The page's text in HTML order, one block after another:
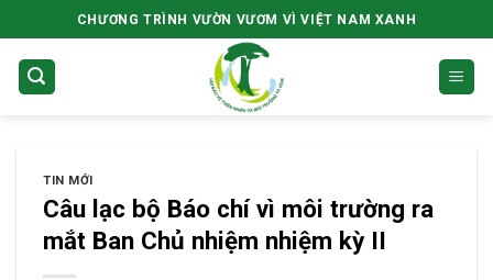
to
content
CHƯƠNG TRÌNH VƯỜN VƯƠM VÌ VIỆT NAM XANH
TIN MỚI
Câu lạc bộ Báo chí vì môi trường ra
mắt Ban Chủ nhiệm nhiệm kỳ II